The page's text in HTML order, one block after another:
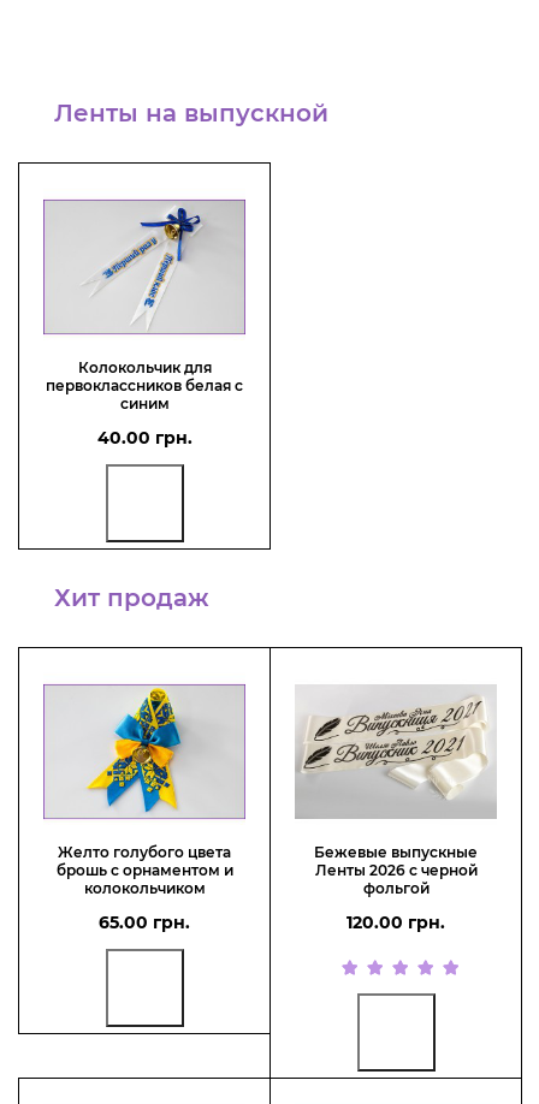
Ленты на выпускной
Колокольчик для
первоклассников белая с
синим
40.00 грн.
Хит продаж
Желто голубого цвета
брошь с орнаментом и
колокольчиком
65.00 грн.
Бежевые выпускные
Ленты 2026 с черной
фольгой
120.00 грн.